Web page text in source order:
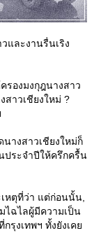
และงานรื่นเริง
รองมงกุฎนางสาว
สาวเชียงใหม่ ?
างสาวเชียงใหม่ก็
ประจำปีให้ครึกครื้น
หตุที่ว่า แต่ก่อนนั้น,
ไฉไลผู้มีความเป็น
กรุงเทพฯ ทั้งยังเค